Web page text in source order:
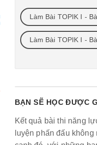
Làm Bài TOPIK I -
Làm Bài TOPIK I -
BẠN SẼ HỌC ĐƯỢC
Kết quả bài thi năng
luyện phấn đấu